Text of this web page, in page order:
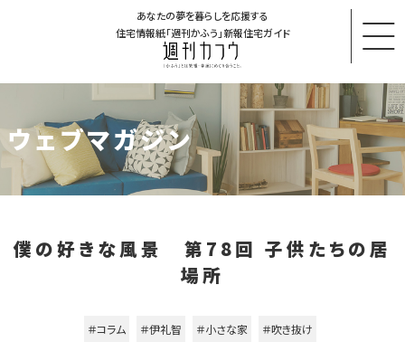
あなたの夢を暮らしを応援する
住宅情報紙「週刊かふう」新報住宅ガイド
ウェブマガジン
僕の好きな風景 第78回 子供たちの居
場所
＃コラム ＃伊礼智 ＃小さな家 ＃吹き抜け